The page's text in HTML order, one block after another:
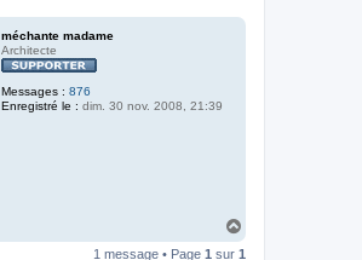
méchante madame
Architecte
Messages : 876
Enregistré le : dim. 30 nov. 2008, 21:39
1 message • Page 1 sur 1